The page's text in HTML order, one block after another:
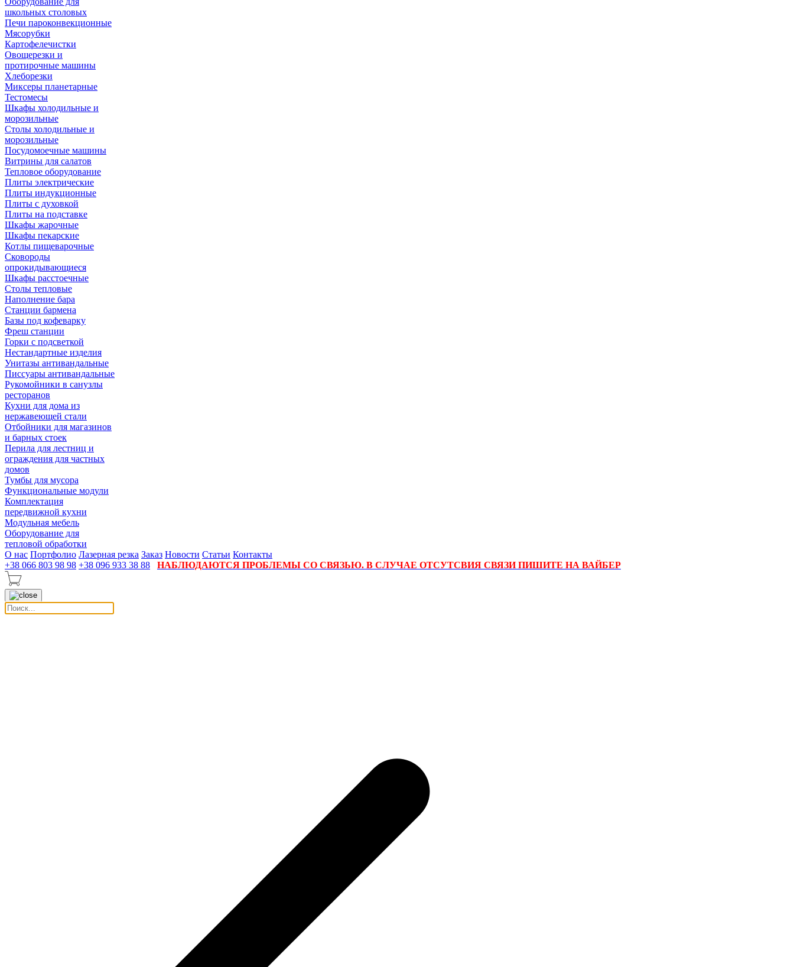
школьных столовых
Печи пароконвекционные
Мясорубки
Картофелечистки
Овощерезки и
протирочные машины
Хлеборезки
Миксеры планетарные
Тестомесы
Шкафы холодильные и
морозильные
Столы холодильные и
морозильные
Посудомоечные машины
Витрины для салатов
Тепловое оборудование
Плиты электрические
Плиты индукционные
Плиты с духовкой
Плиты на подставке
Шкафы жарочные
Шкафы пекарские
Котлы пищеварочные
Сковороды
опрокидывающиеся
Шкафы расстоечные
Столы тепловые
Наполнение бара
Станции бармена
Базы под кофеварку
Фреш станции
Горки с подсветкой
Нестандартные изделия
Унитазы антивандальные
Писсуары антивандальные
Рукомойники в санузлы
ресторанов
Кухни для дома из
нержавеющей стали
Отбойники для магазинов
и барных стоек
Перила для лестниц и
ограждения для частных
домов
Тумбы для мусора
Функциональные модули
Комплектация
передвижной кухни
Модульная мебель
Оборудование для
тепловой обработки
О нас Портфолио Лазерная резка Заказ Новости Статьи Контакты
+38 066 803 98 98 +38 096 933 38 88 НАБЛЮДАЮТСЯ ПРОБЛЕМЫ СО СВЯЗЬЮ. В СЛУЧАЕ ОТСУТСВИЯ СВЯЗИ ПИШИТЕ НА ВАЙБЕР